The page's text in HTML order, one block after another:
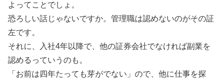
よってことでしょ。
恐ろしい話じゃないですか。管理職は認めないのがその証
左です。
それに、入社4年以降で、他の証券会社でなければ副業を
認めるっていうのも。
「お前は四年たっても芽がでない」ので、他に仕事を探